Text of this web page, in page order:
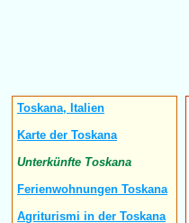
Toskana, Italien
Karte der Toskana
Unterkünfte Toskana
Ferienwohnungen Toskana
Agriturismi in der Toskana